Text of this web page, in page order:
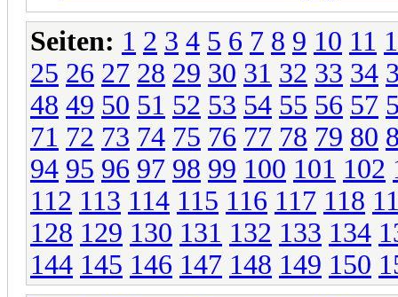
Seiten: 1 2 3 4 5 6 7 8 9 10 11
25 26 27 28 29 30 31 32 33 34
48 49 50 51 52 53 54 55 56 57
71 72 73 74 75 76 77 78 79 80
94 95 96 97 98 99 100 101 102
112 113 114 115 116 117 118
128 129 130 131 132 133 134
144 145 146 147 148 149 150